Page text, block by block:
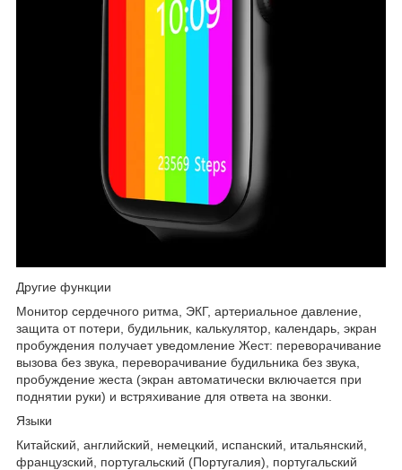
Другие функции
Монитор сердечного ритма, ЭКГ, артериальное давление,
защита от потери, будильник, калькулятор, календарь, экран
пробуждения получает уведомление Жест: переворачивание
вызова без звука, переворачивание будильника без звука,
пробуждение жеста (экран автоматически включается при
поднятии руки) и встряхивание для ответа на звонки.
Языки
Китайский, английский, немецкий, испанский, итальянский,
французский, португальский (Португалия), португальский